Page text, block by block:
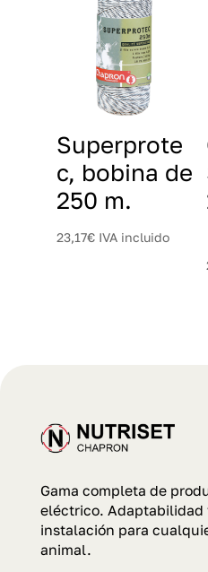
Superprote
c, bobina de
250 m.
23,17€ IVA incluido
Gama completa de
eléctrico. Adaptabilidad
instalación para
animal.